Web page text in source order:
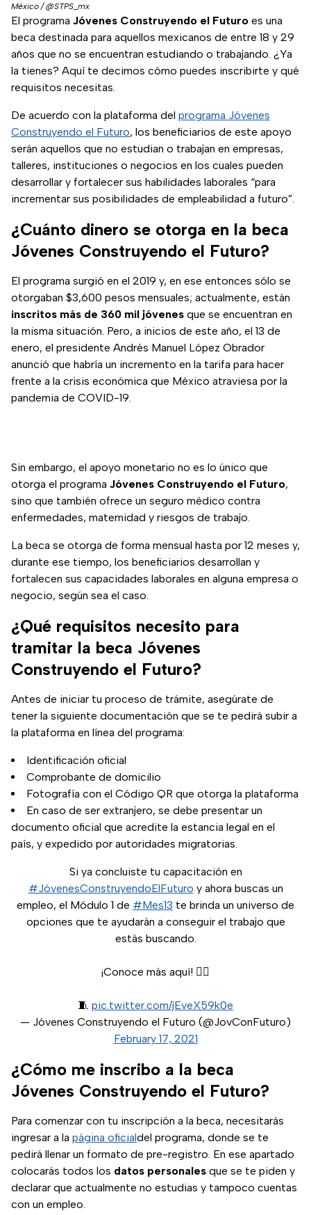
México / @STPS_mx
El programa Jóvenes Construyendo el Futuro es una
beca destinada para aquellos mexicanos de entre 18 y 29
años que no se encuentran estudiando o trabajando. ¿Ya
la tienes? Aquí te decimos cómo puedes inscribirte y qué
requisitos necesitas.
De acuerdo con la plataforma del programa Jóvenes
Construyendo el Futuro, los beneficiarios de este apoyo
serán aquellos que no estudian o trabajan en empresas,
talleres, instituciones o negocios en los cuales pueden
desarrollar y fortalecer sus habilidades laborales “para
incrementar sus posibilidades de empleabilidad a futuro”.
¿Cuánto dinero se otorga en la beca
Jóvenes Construyendo el Futuro?
El programa surgió en el 2019 y, en ese entonces sólo se
otorgaban $3,600 pesos mensuales; actualmente, están
inscritos más de 360 mil jóvenes que se encuentran en
la misma situación. Pero, a inicios de este año, el 13 de
enero, el presidente Andrés Manuel López Obrador
anunció que habría un incremento en la tarifa para hacer
frente a la crisis económica que México atraviesa por la
pandemia de COVID-19.
Sin embargo, el apoyo monetario no es lo único que
otorga el programa Jóvenes Construyendo el Futuro,
sino que también ofrece un seguro médico contra
enfermedades, maternidad y riesgos de trabajo.
La beca se otorga de forma mensual hasta por 12 meses y,
durante ese tiempo, los beneficiarios desarrollan y
fortalecen sus capacidades laborales en alguna empresa o
negocio, según sea el caso.
¿Qué requisitos necesito para
tramitar la beca Jóvenes
Construyendo el Futuro?
Antes de iniciar tu proceso de trámite, asegúrate de
tener la siguiente documentación que se te pedirá subir a
la plataforma en línea del programa:
Identificación oficial
Comprobante de domicilio
Fotografía con el Código QR que otorga la plataforma
En caso de ser extranjero, se debe presentar un
documento oficial que acredite la estancia legal en el
país, y expedido por autoridades migratorias.
Si ya concluiste tu capacitación en
#JóvenesConstruyendoElFuturo y ahora buscas un
empleo, el Módulo 1 de #Mes13 te brinda un universo de
opciones que te ayudarán a conseguir el trabajo que
estás buscando.
¡Conoce más aquí! 👇🏼
🧵 pic.twitter.com/jEveX59k0e
— Jóvenes Construyendo el Futuro (@JovConFuturo)
February 17, 2021
¿Cómo me inscribo a la beca
Jóvenes Construyendo el Futuro?
Para comenzar con tu inscripción a la beca, necesitarás
ingresar a la página oficialdel programa, donde se te
pedirá llenar un formato de pre-registro. En ese apartado
colocarás todos los datos personales que se te piden y
declarar que actualmente no estudias y tampoco cuentas
con un empleo.